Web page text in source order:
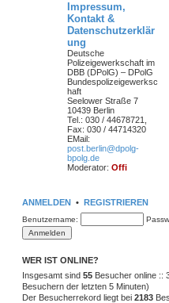
Impressum,
Kontakt &
Datenschutzerklär
ung
Deutsche
Polizeigewerkschaft im
DBB (DPolG) – DPolG
Bundespolizeigewerksc
haft
Seelower Straße 7
10439 Berlin
Tel.: 030 / 44678721,
Fax: 030 / 44714320
EMail:
post.berlin@dpolg-
bpolg.de
Moderator: Offi
ANMELDEN • REGISTRIEREN
Benutzername:
WER IST ONLINE?
Insgesamt sind 55 Besucher online ::
Besuchern der letzten 5 Minuten)
Der Besucherrekord liegt bei 2183